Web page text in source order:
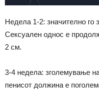
Недела 1-2: значително го
Сексуален однос е
2 см.
3-4 недела: зголемување
пенисот должина е